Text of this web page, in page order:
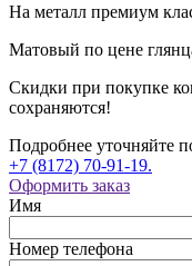
На металл премиум
Матовый по цене
Скидки при покупке
сохраняются!
Подробнее уточняйте
+7 (8172) 70-91-19.
Оформить заказ
Имя
Номер телефона